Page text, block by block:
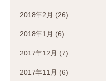
2018年2月 (26)
2018年1月 (6)
2017年12月 (7)
2017年11月 (6)